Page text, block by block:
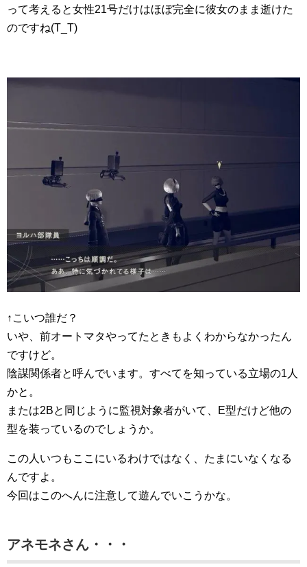
って考えると女性21号だけはほぼ完全に彼女のまま逝けた
のですね(T_T)
↑こいつ誰だ？
いや、前オートマタやってたときもよくわからなかったん
ですけど。
陰謀関係者と呼んでいます。すべてを知っている立場の1人
かと。
または2Bと同じように監視対象者がいて、E型だけど他の
型を装っているのでしょうか。
この人いつもここにいるわけではなく、たまにいなくなる
んですよ。
今回はこのへんに注意して遊んでいこうかな。
アネモネさん・・・